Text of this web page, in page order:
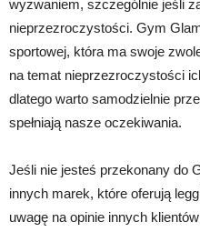
wyzwaniem, szczególnie jeśli
nieprzezroczystości. Gym
sportowej, która ma swoje
na temat nieprzezroczystości
dlatego warto samodzielnie
spełniają nasze oczekiwania.
Jeśli nie jesteś przekonany do
innych marek, które oferują
uwagę na opinie innych